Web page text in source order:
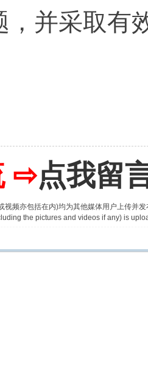
，并采取有
⇨点我留
视频亦包括在内)均为其他媒体用户上传并
the pictures and videos if any) is